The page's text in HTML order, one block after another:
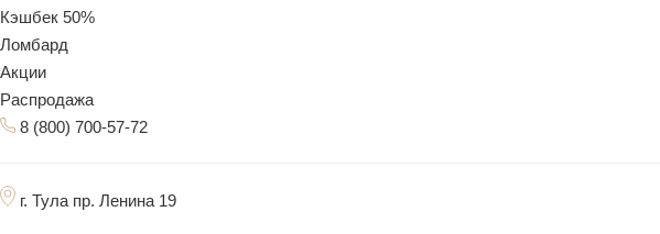
Кэшбек 50%
Ломбард
Акции
Распродажа
8 (800) 700-57-72
г. Тула пр. Ленина 19